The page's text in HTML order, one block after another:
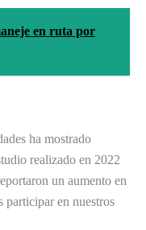
en ruta por
ha mostrado
realizado en 2022
un aumento en
participar en nuestros